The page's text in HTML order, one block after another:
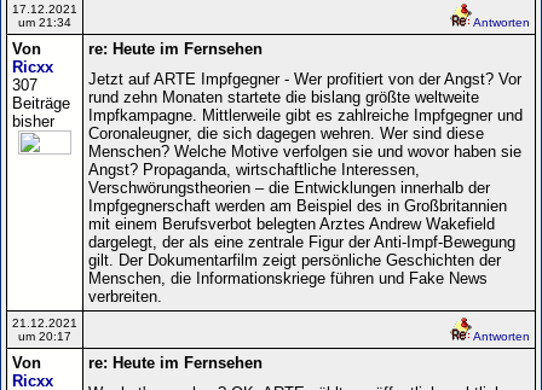
17.12.2021
um 21:34
Antworten
Von
Ricxx
307
Beiträge
bisher
re: Heute im Fernsehen
Jetzt auf ARTE Impfgegner - Wer profitiert von der Angst? Vor
rund zehn Monaten startete die bislang größte weltweite
Impfkampagne. Mittlerweile gibt es zahlreiche Impfgegner und
Coronaleugner, die sich dagegen wehren. Wer sind diese
Menschen? Welche Motive verfolgen sie und wovor haben sie
Angst? Propaganda, wirtschaftliche Interessen,
Verschwörungstheorien – die Entwicklungen innerhalb der
Impfgegnerschaft werden am Beispiel des in Großbritannien
mit einem Berufsverbot belegten Arztes Andrew Wakefield
dargelegt, der als eine zentrale Figur der Anti-Impf-Bewegung
gilt. Der Dokumentarfilm zeigt persönliche Geschichten der
Menschen, die Informationskriege führen und Fake News
verbreiten.
21.12.2021
um 20:17
Antworten
Von
Ricxx
re: Heute im Fernsehen